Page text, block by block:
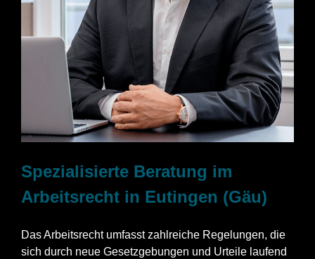
Spezialisierte Beratung im
Arbeitsrecht in Eutingen (Gäu)
Das Arbeitsrecht umfasst zahlreiche Regelungen, die
sich durch neue Gesetzgebungen und Urteile laufend